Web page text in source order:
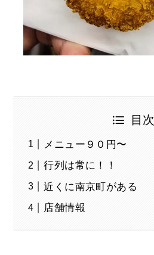
目次
メニュー９０円〜
行列は常に！！
近くに南京町がある
店舗情報